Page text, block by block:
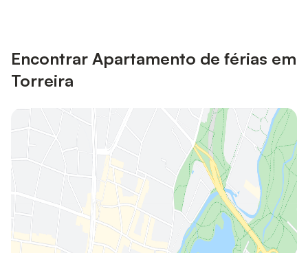
Encontrar Apartamento de férias em
Torreira